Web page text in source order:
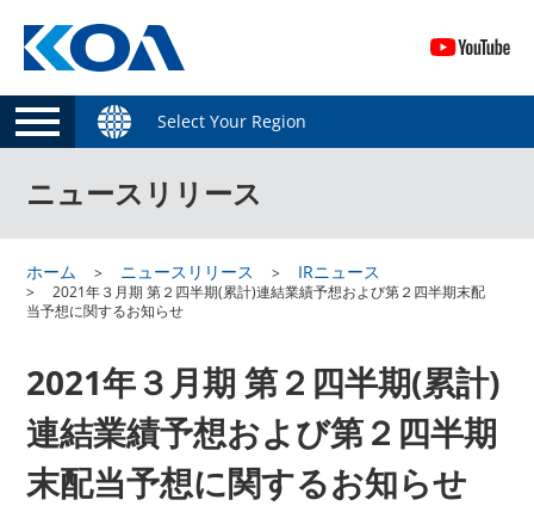
Select Your Region
ニュースリリース
ホーム ニュースリリース IRニュース
2021年３月期 第２四半期(累計)連結業績予想および第２四半期末配
当予想に関するお知らせ
2021年３月期 第２四半期(累計)
連結業績予想および第２四半期
末配当予想に関するお知らせ